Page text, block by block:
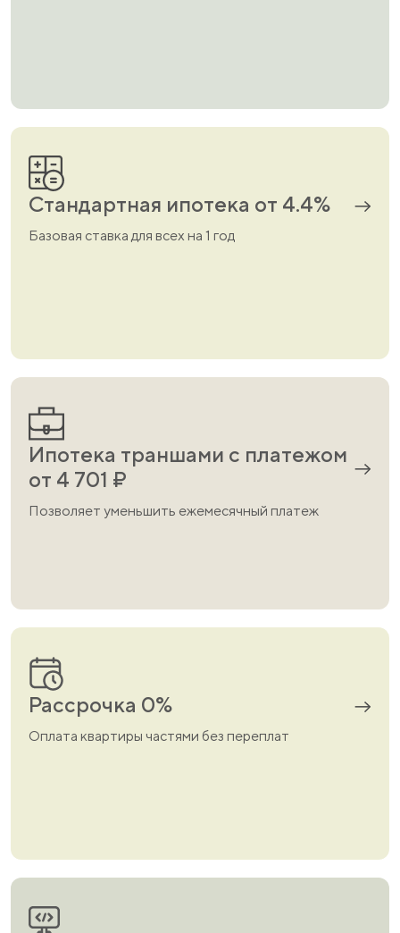
Разводка электрики Разводка отопления
Стандартная ипотека от 4.4%
Базовая ставка для всех на 1 год
Ипотека траншами с платежом
от 4 701 ₽
Позволяет уменьшить ежемесячный платеж
Рассрочка 0%
Оплата квартиры частями без переплат